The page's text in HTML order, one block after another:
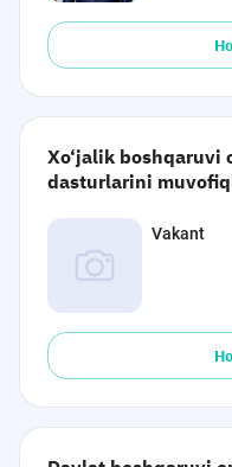
Xo‘jalik boshqaruvi
dasturlarini
Vakant